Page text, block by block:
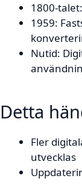
1800-
1959:
Nutid:
Detta
Fler
utvecklas